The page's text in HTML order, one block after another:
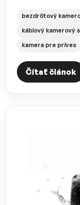
bezdrôtový
káblový kamerový
kamera pre príves
Čítať článok